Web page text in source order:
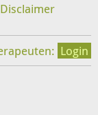
Disclaimer
Login